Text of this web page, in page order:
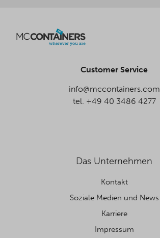
Customer Service
info@mccontainers.com
tel. +49 40 3486 4277
Das Unternehmen
Kontakt
Soziale Medien und News
Karriere
Impressum